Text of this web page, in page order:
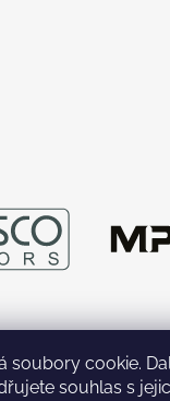
soubory cookie.
souhlas s